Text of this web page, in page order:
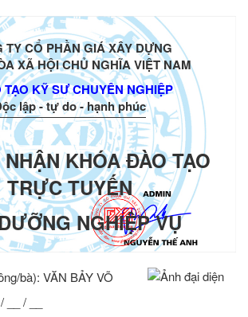
TY CỔ PHẦN GIÁ XÂY DỰNG
XÃ HỘI CHỦ NGHĨA VIỆT NAM
KỸ SƯ CHUYÊN NGHIỆP
lập - tự do - hạnh phúc
KHÓA ĐÀO TẠO
TRỰC TUYẾN
NGHIỆP VỤ
bà): VĂN BẢY VÕ
/ __